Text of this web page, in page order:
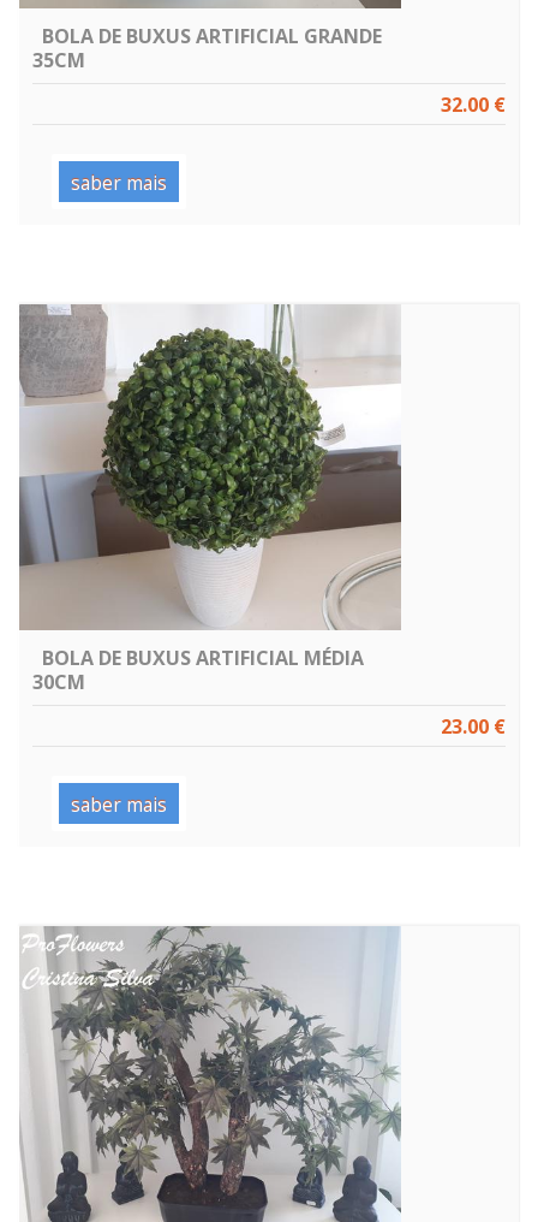
BOLA DE BUXUS ARTIFICIAL GRANDE
35CM
32.00 €
saber mais
BOLA DE BUXUS ARTIFICIAL MÉDIA
30CM
23.00 €
saber mais